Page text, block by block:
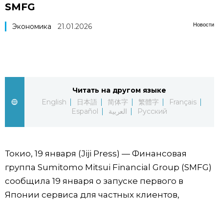
العربية
В деталях
Новости
Путеводитель по Японии
Разделы
SMFG
Новости
Экономика 21.01.2026
Читать на другом языке
English
日本語 简体字 繁體字
Français
Español
العربية Русский
Токио, 19 января (Jiji Press) — Финансовая
группа Sumitomo Mitsui Financial Group (SMFG)
сообщила 19 января о запуске первого в
Японии сервиса для частных клиентов,